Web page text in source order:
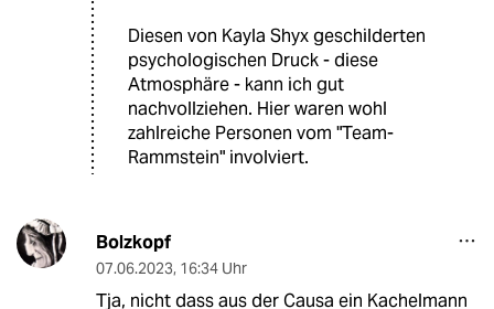
Diesen von Kayla Shyx geschilderten
psychologischen Druck - diese
Atmosphäre - kann ich gut
nachvollziehen. Hier waren wohl
zahlreiche Personen vom "Team-
Rammstein" involviert.
Bolzkopf
07.06.2023, 16:34 Uhr
Tja, nicht dass aus der Causa ein Kachelmann